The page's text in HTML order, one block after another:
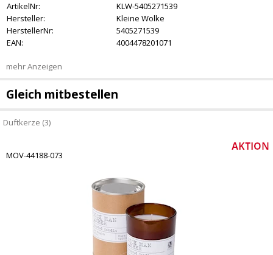
ArtikelNr:
KLW-5405271539
Hersteller:
Kleine Wolke
HerstellerNr:
5405271539
EAN:
4004478201071
mehr Anzeigen
Gleich mitbestellen
Duftkerze (3)
MOV-44188-073